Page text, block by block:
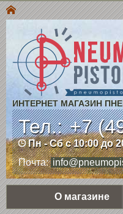
ИНТЕРНЕТ МАГАЗИН
Тел.:+7
Пн - Сб с 10:00 до
Почта:
О магазине